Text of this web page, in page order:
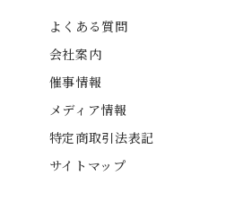
よくある質問
会社案内
催事情報
メディア情報
特定商取引法表記
サイトマップ